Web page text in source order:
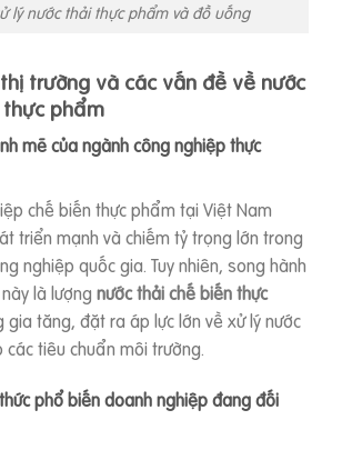
lý nước thải thực phẩm và đồ uống
trường và các vấn đề về nước
phẩm
mẽ của ngành công nghiệp thực
chế biến thực phẩm tại Việt Nam
triển mạnh và chiếm tỷ trọng lớn trong
nghiệp quốc gia. Tuy nhiên, song hành
là lượng nước thải chế biến thực
gia tăng, đặt ra áp lực lớn về xử lý nước
tiêu chuẩn môi trường.
phổ biến doanh nghiệp đang đối